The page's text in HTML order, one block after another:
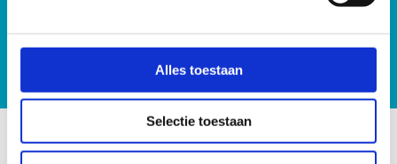
l
Alles toestaan
Selectie toestaan
We helpen je graag.